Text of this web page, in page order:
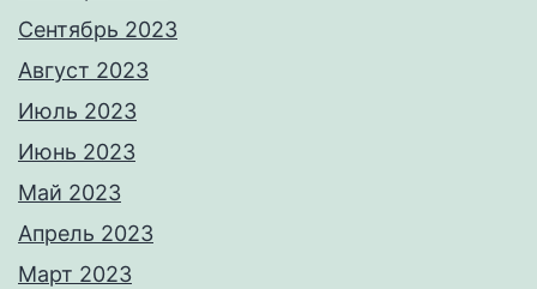
Сентябрь 2023
Август 2023
Июль 2023
Июнь 2023
Май 2023
Апрель 2023
Март 2023